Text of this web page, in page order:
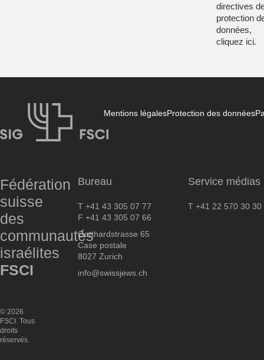
directives
protection
données,
cliquez ici.
Mentions légalesProtection des données
Fédération
suisse
des
communautés
israélites
FSCI
Bureau
T +41 43 305 07 77
F +41 43 305 07 66
Gotthardstrasse 65
Case postale
8027 Zurich
info@swissjews.ch
Service médias
T +41 22 570 30 30
© 2026
FSCI. Tous
droits
réservés.